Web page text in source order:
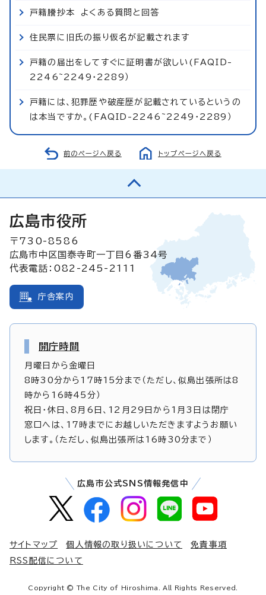
戸籍謄抄本 よくある質問と回答
住民票に旧氏の振り仮名が記載されます
戸籍の届出をしてすぐに証明書が欲しい(FAQID-
2246~2249・2289）
戸籍には、犯罪歴や破産歴が記載されているというの
は本当ですか。(FAQID-2246~2249・2289）
前のページへ戻る トップページへ戻る
広島市役所
〒730-8586
広島市中区国泰寺町一丁目6番34号
代表電話：082-245-2111
庁舎案内
開庁時間
月曜日から金曜日
8時30分から17時15分まで（ただし、似島出張所は8
時から16時45分）
祝日・休日、8月6日、12月29日から1月3日は閉庁
窓口へは、17時までにお越しいただきますようお願い
します。（ただし、似島出張所は16時30分まで）
広島市公式SNS情報発信中
サイトマップ 個人情報の取り扱いについて
免責事項
RSS配信について
Copyright © The City of Hiroshima. All Rights Reserved.